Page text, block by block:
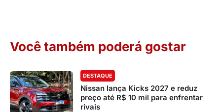
Você também poderá gostar
DESTAQUE
Nissan lança Kicks 2027 e reduz
preço até R$ 10 mil para enfrentar
rivais